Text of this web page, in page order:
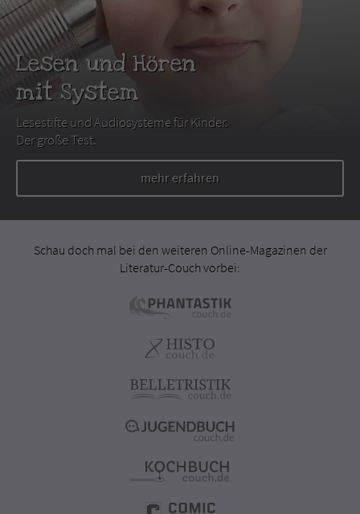
Lesen und Hören
mit System
Lesestifte und Audiosysteme für Kinder.
Der große Test.
mehr erfahren
Schau doch mal bei den weiteren Online-Magazinen der
Literatur-Couch vorbei: